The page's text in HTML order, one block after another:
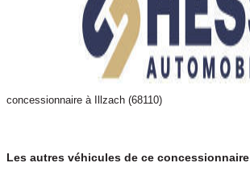
concessionnaire à Illzach (68110)
Les autres véhicules de ce concessionnaire